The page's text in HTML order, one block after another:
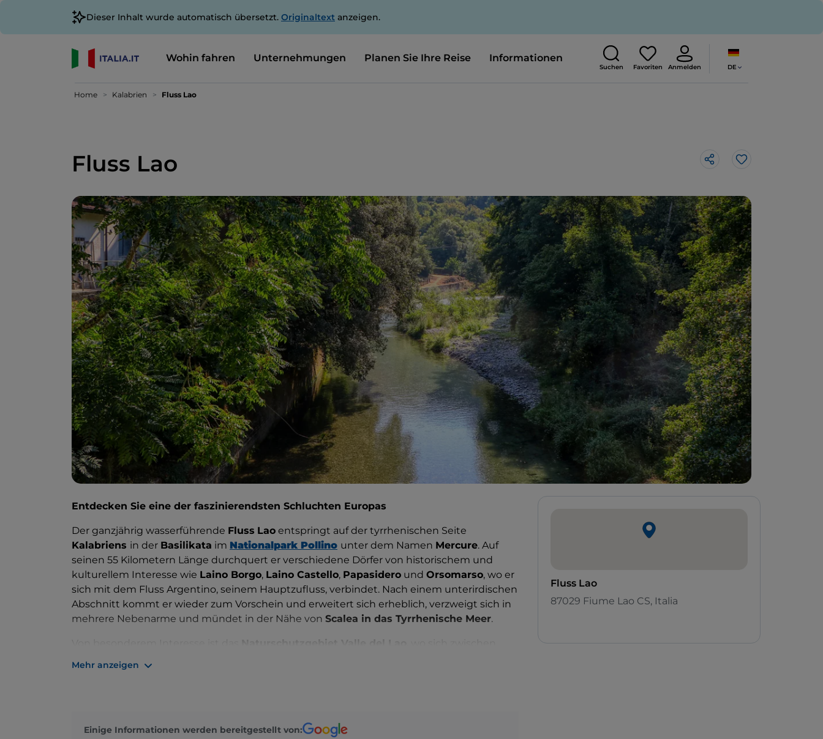
Dieser Inhalt wurde automatisch übersetzt. Originaltext anzeigen.
Wohin fahren Unternehmungen Planen Sie Ihre Reise Informationen
Suchen Favoriten Anmelden DE
Home Kalabrien Fluss Lao
Fluss Lao Like
Entdecken Sie eine der faszinierendsten Schluchten Europas
Der ganzjährig wasserführende Fluss Lao entspringt auf der tyrrhenischen Seite
Kalabriens in der Basilikata im Nationalpark Pollino unter dem Namen Mercure. Auf
seinen 55 Kilometern Länge durchquert er verschiedene Dörfer von historischem und
kulturellem Interesse wie Laino Borgo, Laino Castello, Papasidero und Orsomarso, wo er
sich mit dem Fluss Argentino, seinem Hauptzufluss, verbindet. Nach einem unterirdischen
Abschnitt kommt er wieder zum Vorschein und erweitert sich erheblich, verzweigt sich in
mehrere Nebenarme und mündet in der Nähe von Scalea in das Tyrrhenische Meer.
Naturschutzgebiet Valle del Lao
Mountainbike
Mehr anzeigen
Einige Informationen werden bereitgestellt von:
Fluss Lao
87029 Fiume Lao CS, Italia